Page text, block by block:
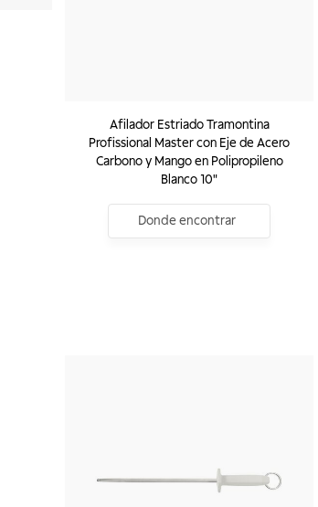
Afilador Estriado Tramontina
Profissional Master con Eje de Acero
Carbono y Mango en Polipropileno
Blanco 10"
Donde encontrar